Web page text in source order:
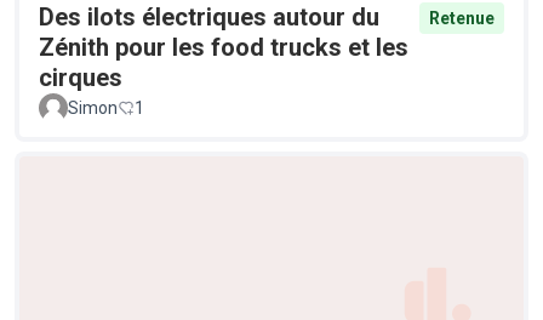
Des ilots électriques autour du
Zénith pour les food trucks et les
cirques
Retenue
Simon 1